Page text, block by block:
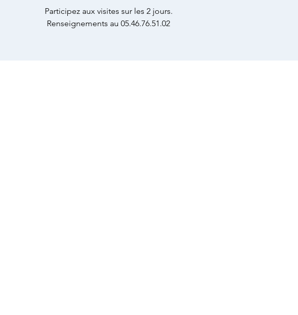
Participez aux visites sur les 2 jours.
Renseignements au 05.46.76.51.02